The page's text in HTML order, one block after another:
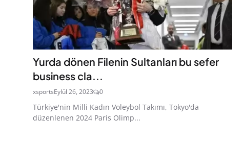
Yurda dönen Filenin Sultanları bu sefer
business cla...
xsportsEylül 26, 2023 0
Türkiye'nin Milli Kadın Voleybol Takımı, Tokyo'da
düzenlenen 2024 Paris Olimp...